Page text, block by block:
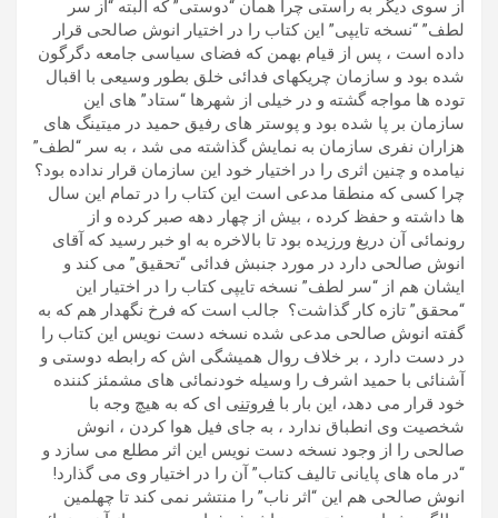
از سوی دیگر به راستی چرا همان “دوستی” که البته “از سر
لطف” “نسخه تایپی” این کتاب را در اختیار انوش صالحی قرار
داده است ، پس از قیام بهمن که فضای سیاسی جامعه دگرگون
شده بود و سازمان چریکهای فدائی خلق بطور وسیعی با اقبال
توده ها مواجه گشته و در خیلی از شهرها “ستاد” های این
سازمان بر پا شده بود و پوستر های رفیق حمید در میتینگ های
هزاران نفری سازمان به نمایش گذاشته می شد ، به سر “لطف”
نیامده و چنین اثری را در اختیار خود این سازمان قرار نداده بود؟
چرا کسی که منطقا مدعی است این کتاب را در تمام این سال
ها داشته و حفظ کرده ، بیش از چهار دهه صبر کرده و از
رونمائی آن دریغ ورزیده بود تا بالاخره به او خبر رسید که آقای
انوش صالحی دارد در مورد جنبش فدائی “تحقیق” می کند و
ایشان هم از “سر لطف” نسخه تایپی کتاب را در اختیار این
“محقق” تازه کار گذاشت؟ جالب است که فرخ نگهدار هم که به
گفته انوش صالحی مدعی شده نسخه دست نویس این کتاب را
در دست دارد ، بر خلاف روال همیشگی اش که رابطه دوستی و
آشنائی با حمید اشرف را وسیله خودنمائی های مشمئز کننده
خود قرار می دهد، این بار با فروتنی ای که به هیچ وجه با
شخصیت وی انطباق ندارد ، به جای فیل هوا کردن ، انوش
صالحی را از وجود نسخه دست نویس این اثر مطلع می سازد و
“در ماه های پایانی تالیف کتاب” آن را در اختیار وی می گذارد!
انوش صالحی هم این “اثر ناب” را منتشر نمی کند تا چهلمین